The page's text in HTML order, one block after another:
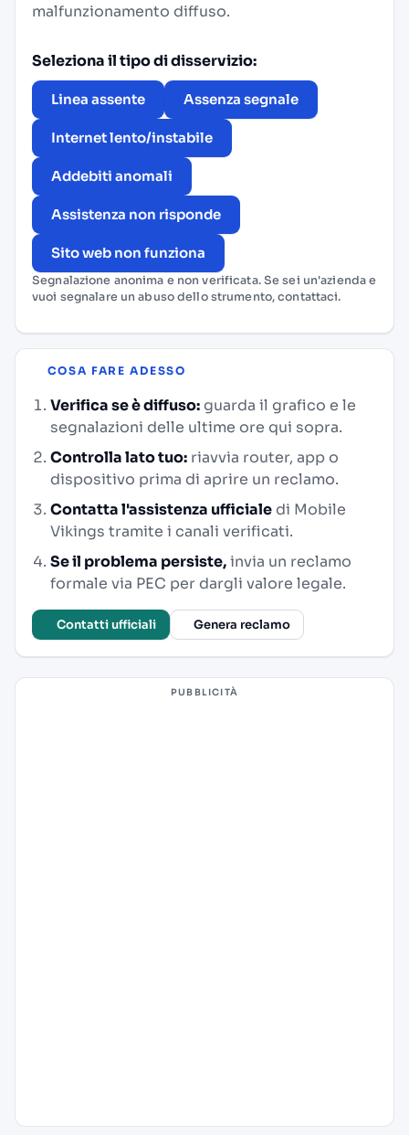
malfunzionamento diffuso.
Seleziona il tipo di disservizio:
Linea assente Assenza segnale
Internet lento/instabile
Addebiti anomali
Assistenza non risponde
Sito web non funziona
Segnalazione anonima e non verificata. Se sei un'azienda e
vuoi segnalare un abuso dello strumento,contattaci.
COSA FARE ADESSO
Verifica se è diffuso:guarda il grafico e le
segnalazioni delle ultime ore qui sopra.
Controlla lato tuo: riavvia router, app o
dispositivo prima di aprire un reclamo.
Contatta l'assistenza ufficialedi Mobile
Vikings tramite i canali verificati.
Se il problema persiste,invia un reclamo
formale via PEC per dargli valore legale.
Contatti ufficiali Genera reclamo
PUBBLICITÀ